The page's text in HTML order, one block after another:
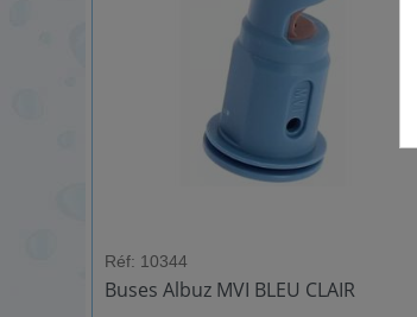
Réf: 10344
Buses Albuz MVI BLEU CLAIR